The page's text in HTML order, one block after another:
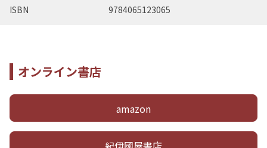
ISBN
9784065123065
オンライン書店
amazon